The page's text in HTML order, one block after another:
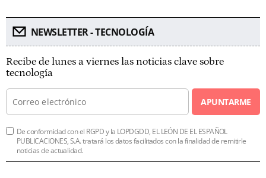
NEWSLETTER - TECNOLOGÍA
Recibe de lunes a viernes las noticias clave sobre
tecnología
APUNTARME
De conformidad con el RGPD y la LOPDGDD, EL LEÓN DE EL ESPAÑOL
PUBLICACIONES, S.A. tratará los datos facilitados con la finalidad de remitirle
noticias de actualidad.